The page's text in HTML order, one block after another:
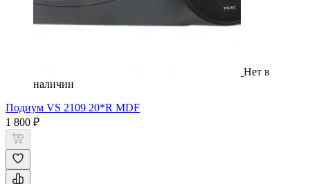
Нет в
наличии
Подиум VS 2109 20*R MDF
1 800 ₽